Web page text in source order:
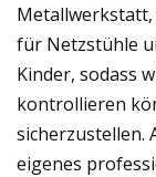
für Netzstühle
Kinder, sodass
kontrollieren
sicherzustellen.
eigenes